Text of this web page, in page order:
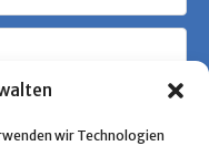
wir Technologien